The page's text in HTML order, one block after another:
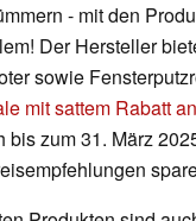
- mit den
Der Hersteller
sowie
mit sattem Rabatt an
bis zum 31. März